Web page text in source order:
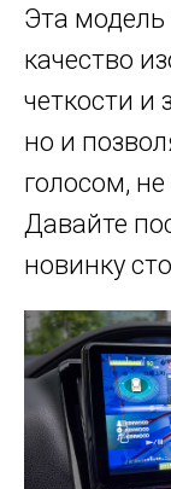
Эта модель
качество
четкости и
но и
голосом,
Давайте
новинку